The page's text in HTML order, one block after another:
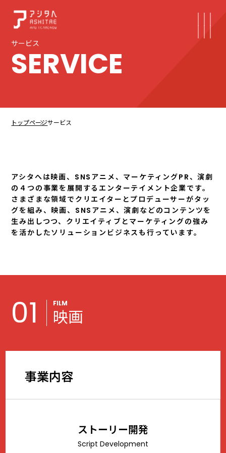
サービス
SERVICE
トップページサービス
アシタへは映画、SNSアニメ、マーケティングPR、演劇
の４つの事業を展開するエンターテイメント企業です。
さまざまな領域でクリエイターとプロデューサーがタッ
グを組み、映画、SNSアニメ、演劇などのコンテンツを
生み出しつつ、クリエイティブとマーケティングの強み
を活かしたソリューションビジネスも行っています。
01 FILM
映画
事業内容
ストーリー開発
Script Development